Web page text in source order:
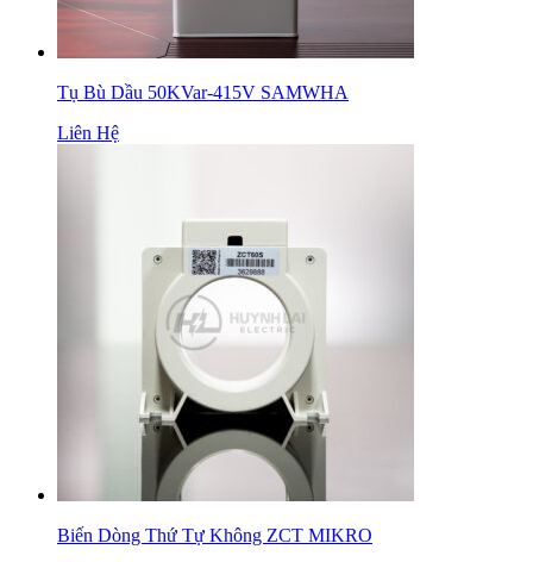
Tụ Bù Dầu 50KVar-415V SAMWHA
Liên Hệ
Biến Dòng Thứ Tự Không ZCT MIKRO